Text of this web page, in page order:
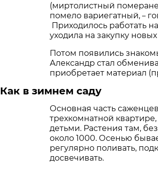
(миртолистный
помело вариегатный, –
Приходилось работать
уходила на закупку
Потом появились
Александр стал
приобретает материал
Как в зимнем саду
Основная часть
трехкомнатной
детьми. Растения там,
около 1000. Осенью
регулярно поливать,
досвечивать.